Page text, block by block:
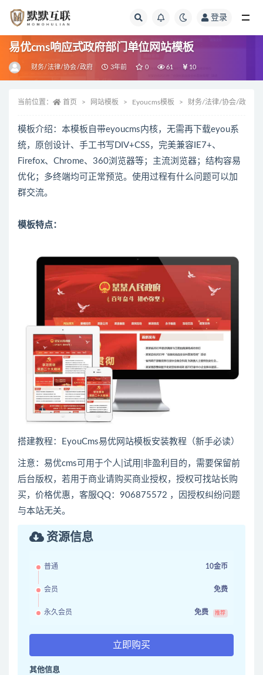
登录
易优cms响应式政府部门单位网站模板
财务/法律/协会/政府 3年前 0 61 10
当前位置： 首页 网站模板 Eyoucms模板 财务/法律/协会/政府
模板介绍：本模板自带eyoucms内核，无需再下载eyou系
统，原创设计、手工书写DIV+CSS，完美兼容IE7+、
Firefox、Chrome、360浏览器等；主流浏览器；结构容易
优化；多终端均可正常预览。使用过程有什么问题可以加
群交流。
模板特点：
搭建教程： EyouCms易优网站模板安装教程（新手必读）
注意：易优cms可用于个人|试用|非盈利目的，需要保留前
后台版权，若用于商业请购买商业授权，授权可找站长购
买，价格优惠，客服QQ：906875572 ，因授权纠纷问题
与本站无关。
资源信息
普通 10金币
会员 免费
永久会员 免费 推荐
立即购买
其他信息